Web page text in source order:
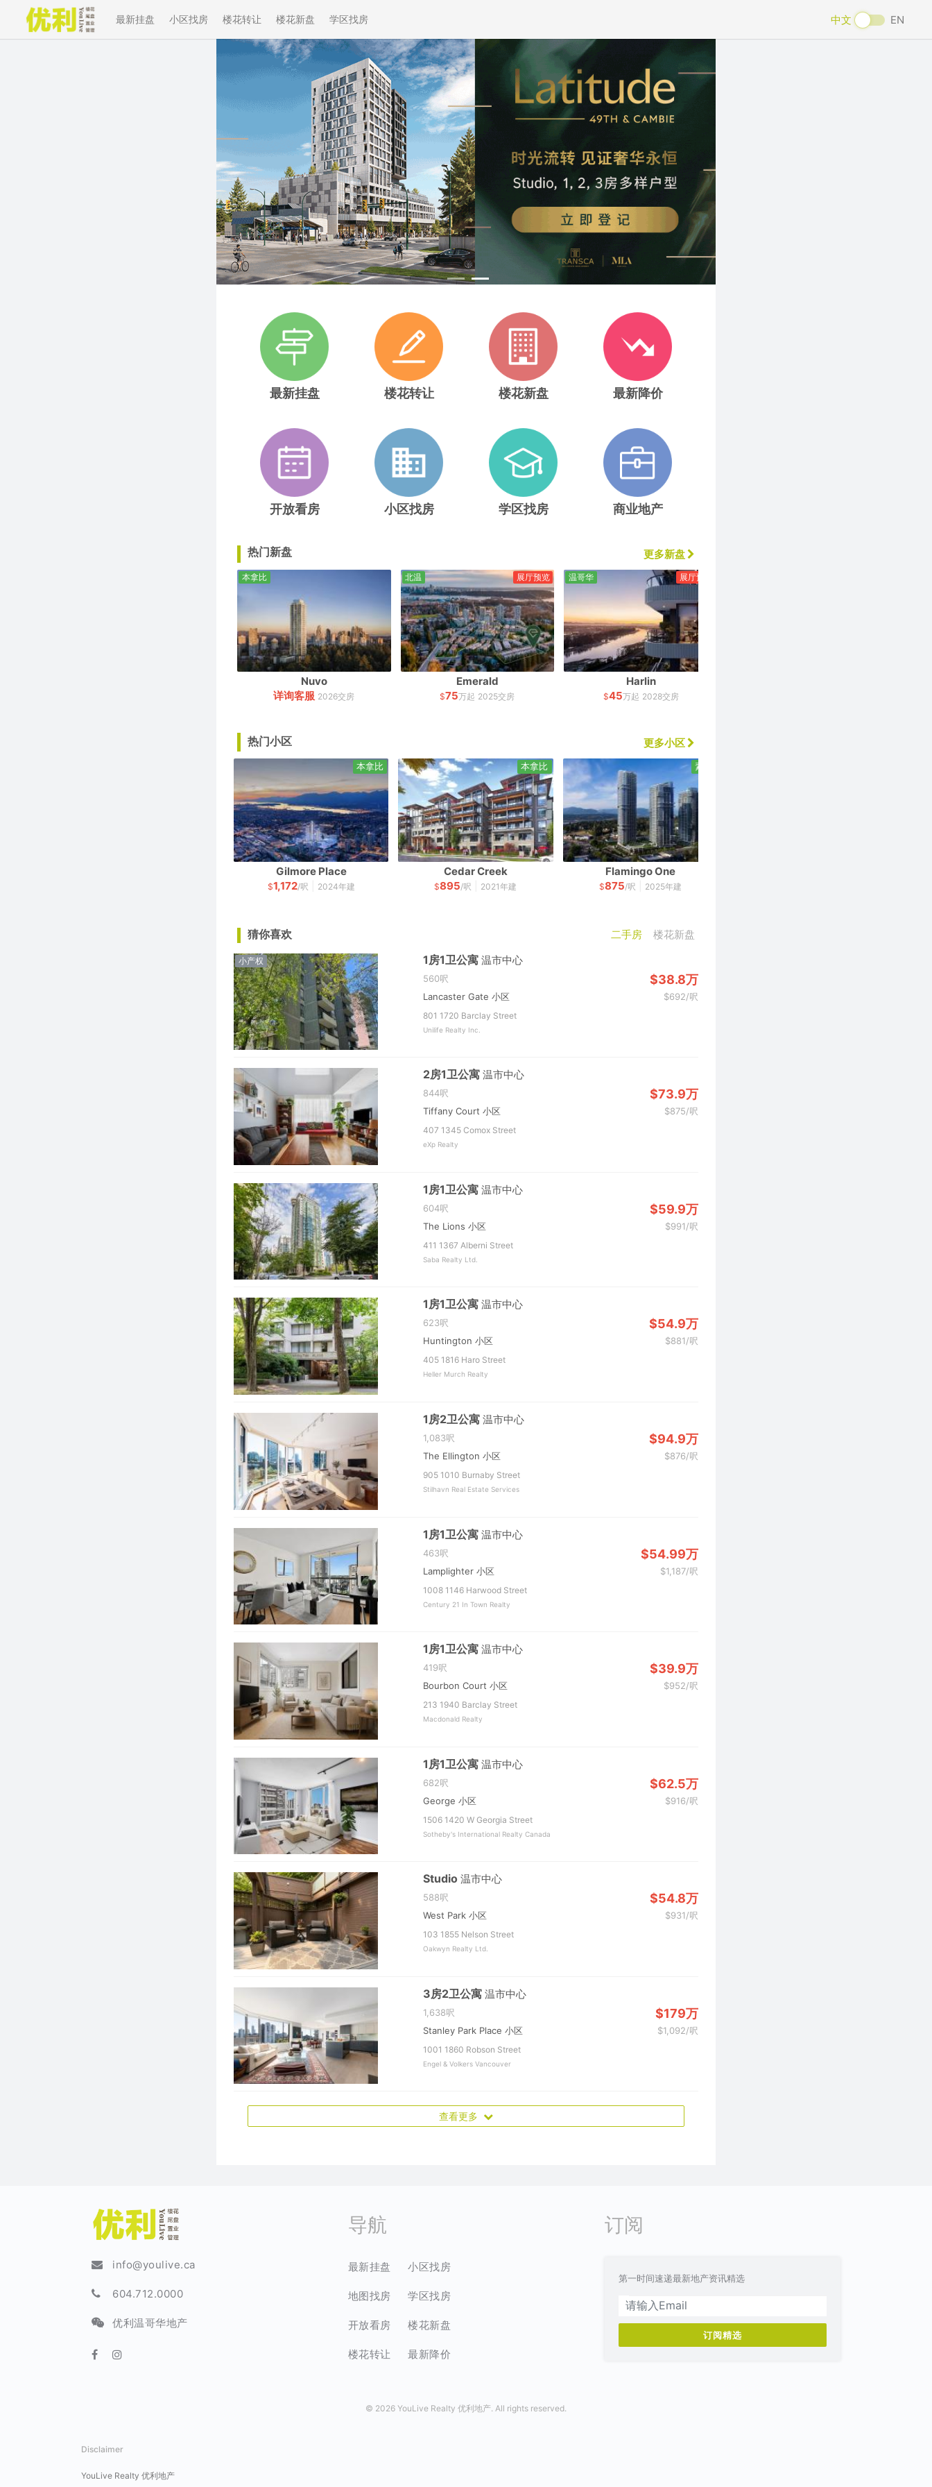
最新挂盘 小区找房 楼花转让 楼花新盘 学区找房 中文 EN
最新挂盘 楼花转让 楼花新盘 最新降价
开放看房 小区找房 学区找房 商业地产
热门新盘 更多新盘
Nuvo
详询客服 2026交房
本拿比
Emerald
$75万起 2025交房
北温 展厅预览
Harlin
$45万起 2028交房
温哥华 展厅预览
热门小区 更多小区
Gilmore Place
$1,172/呎 2024年建
本拿比
Cedar Creek
$895/呎 2021年建
本拿比
Flamingo One
$875/呎 2025年建
素里
猜你喜欢 二手房 楼花新盘
小产权 1房1卫公寓温市中心
560呎 $38.8万
Lancaster Gate 小区 $692/呎
801 1720 Barclay Street
Unilife Realty Inc.
2房1卫公寓温市中心
844呎 $73.9万
Tiffany Court 小区 $875/呎
407 1345 Comox Street
eXp Realty
1房1卫公寓温市中心
604呎 $59.9万
The Lions 小区 $991/呎
411 1367 Alberni Street
Saba Realty Ltd.
1房1卫公寓温市中心
623呎 $54.9万
Huntington 小区 $881/呎
405 1816 Haro Street
Heller Murch Realty
1房2卫公寓温市中心
1,083呎 $94.9万
The Ellington 小区 $876/呎
905 1010 Burnaby Street
Stilhavn Real Estate Services
1房1卫公寓温市中心
463呎 $54.99万
Lamplighter 小区 $1,187/呎
1008 1146 Harwood Street
Century 21 In Town Realty
1房1卫公寓温市中心
419呎 $39.9万
Bourbon Court 小区 $952/呎
213 1940 Barclay Street
Macdonald Realty
1房1卫公寓温市中心
682呎 $62.5万
George 小区 $916/呎
1506 1420 W Georgia Street
Sotheby's International Realty Canada
Studio温市中心
588呎 $54.8万
West Park 小区 $931/呎
103 1855 Nelson Street
Oakwyn Realty Ltd.
3房2卫公寓温市中心
1,638呎 $179万
Stanley Park Place 小区 $1,092/呎
1001 1860 Robson Street
Engel & Volkers Vancouver
查看更多
info@youlive.ca
604.712.0000
优利温哥华地产
导航
最新挂盘 小区找房
地图找房 学区找房
开放看房 楼花新盘
楼花转让 最新降价
订阅
第一时间速递最新地产资讯精选
订阅精选
© 2026 YouLive Realty 优利地产. All rights reserved.
Disclaimer
YouLive Realty 优利地产